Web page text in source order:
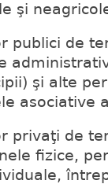
şi
de
şi alte
asociative
de
fizice,